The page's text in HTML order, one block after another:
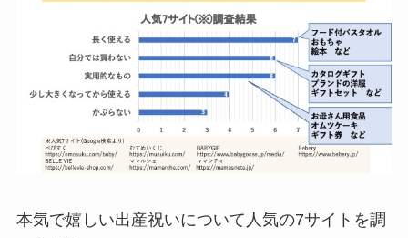
本気で嬉しい出産祝いについて人気の7サイトを調